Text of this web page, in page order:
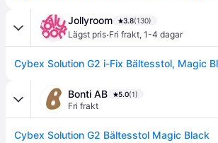
Jollyroom 3.8(130)
Lägst pris·Fri frakt, 1-4 dagar
Cybex Solution G2 i-Fix Bältesstol, Magic
Bonti AB 5.0(1)
Fri frakt
Cybex Solution G2 Bältesstol Magic Black